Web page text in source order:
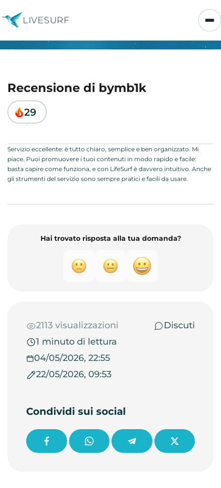
LIVESURF
Recensione di bymb1k
29
Servizio eccellente: è tutto chiaro, semplice e ben organizzato. Mi
piace. Puoi promuovere i tuoi contenuti in modo rapido e facile:
basta capire come funziona, e con LifeSurf è davvero intuitivo. Anche
gli strumenti del servizio sono sempre pratici e facili da usare.
Hai trovato risposta alla tua domanda?
2113 visualizzazioni
Discuti
1 minuto di lettura
04/05/2026, 22:55
22/05/2026, 09:53
Condividi sui social